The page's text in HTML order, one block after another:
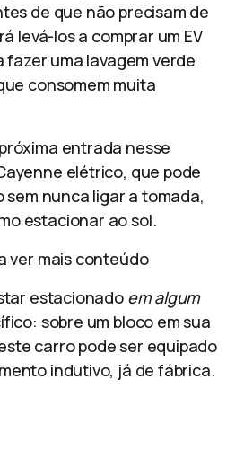
de que não precisam de
levá-los a comprar um EV
fazer uma lavagem verde
consomem muita
entrada nesse
elétrico, que pode
nunca ligar a tomada,
estacionar ao sol.
ver mais conteúdo
estacionado em algum
sobre um bloco em sua
carro pode ser equipado
indutivo, já de fábrica.